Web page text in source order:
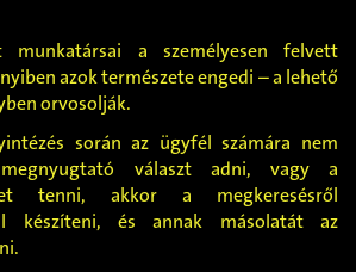
munkatársai a személyesen felvett
azok természete engedi – a lehető
orvosolják.
során az ügyfél számára nem
választ adni, vagy a
tenni, akkor a megkeresésről
készíteni, és annak másolatát az